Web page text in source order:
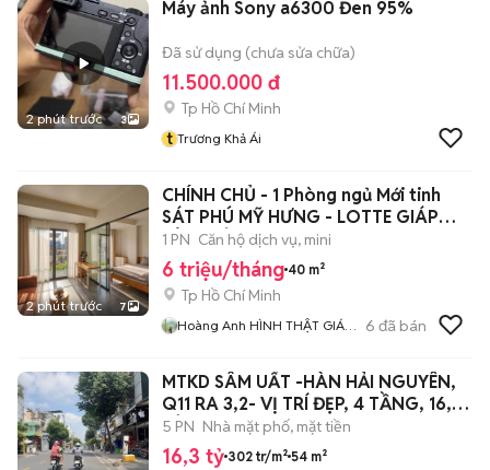
2 phút trước 3
Máy ảnh Sony a6300 Đen 95%
Đã sử dụng (chưa sửa chữa)
11.500.000 đ
Tp Hồ Chí Minh
t Trương Khả Ái
2 phút trước 7
CHÍNH CHỦ - 1 Phòng ngủ Mới tinh
SÁT PHÚ MỸ HƯNG - LOTTE GIÁP
KÊNH TẺ
1 PN Căn hộ dịch vụ, mini
6 triệu/tháng 40 m²
Tp Hồ Chí Minh
Hoàng Anh HÌNH THẬT GIÁ
6 đã bán
MTKD SÂM UẤT -HÀN HẢI NGUYÊN,
Q11 RA 3,2- VỊ TRÍ ĐẸP, 4 TẦNG, 16,3
TỶ
5 PN Nhà mặt phố, mặt tiền
16,3 tỷ 302 tr/m² 54 m²